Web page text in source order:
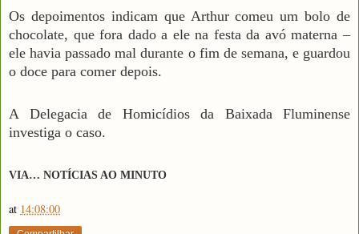
Os depoimentos indicam que Arthur comeu um bolo de
chocolate, que fora dado a ele na festa da avó materna –
ele havia passado mal durante o fim de semana, e guardou
o doce para comer depois.
A Delegacia de Homicídios da Baixada Fluminense
investiga o caso.
VIA… NOTÍCIAS AO MINUTO
at 14:08:00